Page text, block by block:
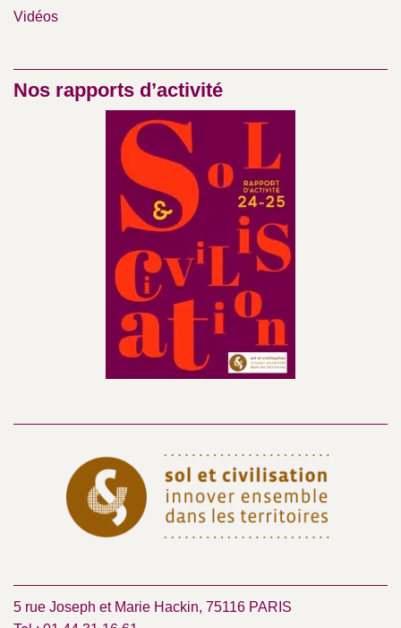
Vidéos
Nos rapports d’activité
5 rue Joseph et Marie Hackin, 75116 PARIS